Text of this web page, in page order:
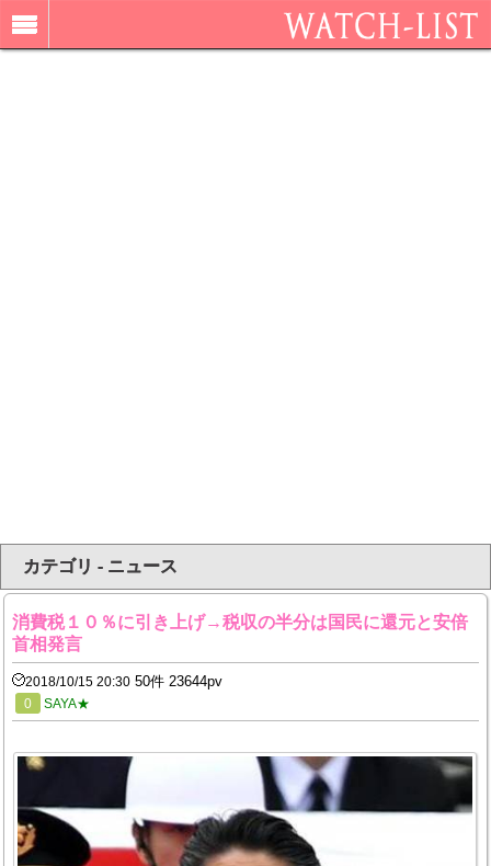
カテゴリ - ニュース
消費税１０％に引き上げ→税収の半分は国民に還元と安倍
首相発言
2018/10/15 20:30 50件 23644pv
0 SAYA★